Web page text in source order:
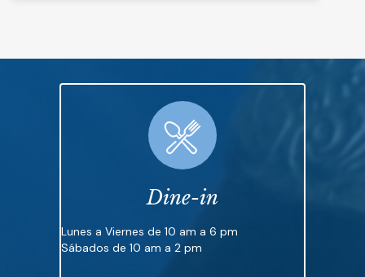
Dine-in
Lunes a Viernes de 10 am a 6 pm
Sábados de 10 am a 2 pm